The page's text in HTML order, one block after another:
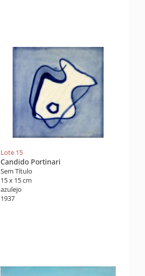
Lote 15
Candido Portinari
Sem Título
15 x 15 cm
azulejo
1937